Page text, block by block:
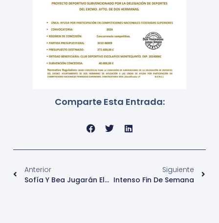
Comparte Esta Entrada:
Anterior
Sofía Y Bea Jugarán El Campeonato Mediterráneo Con Las Guerreras Juveniles
Siguiente
Intenso Fin De Semana